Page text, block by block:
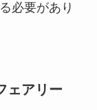
必要があり
ェアリー